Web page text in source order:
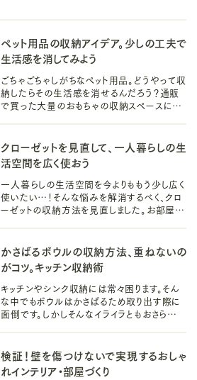
ペット用品の収納アイデア。少しの工夫で
生活感を消してみよう
ごちゃごちゃしがちなペット用品。どうやって収
納したらその生活感を消せるんだろう？通販
で買った大量のおもちゃの収納スペースに困
クローゼットを見直して、一人暮らしの生
活空間を広く使おう
一人暮らしの生活空間を今よりももう少し広く
使いたい…！そんな悩みを解消するべく、クロ
ーゼットの収納方法を見直しました。お部屋が
かさばるボウルの収納方法、重ねないの
がコツ。キッチン収納術
キッチンやシンク収納には常々困ります。そん
な中でもボウルはかさばるため取り出す際に
面倒です。しかしそんなイライラともおさらば。
検証！壁を傷つけないで実現するおしゃ
れインテリア・部屋づくり